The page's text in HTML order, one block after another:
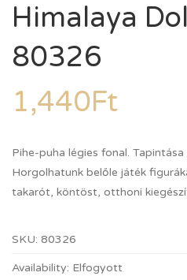
Himalaya
80326
1,440Ft
Pihe-puha légies fonal. Tapintása
Horgolhatunk belőle játék
takarót, köntöst, otthoni
SKU: 80326
Availability: Elfogyott